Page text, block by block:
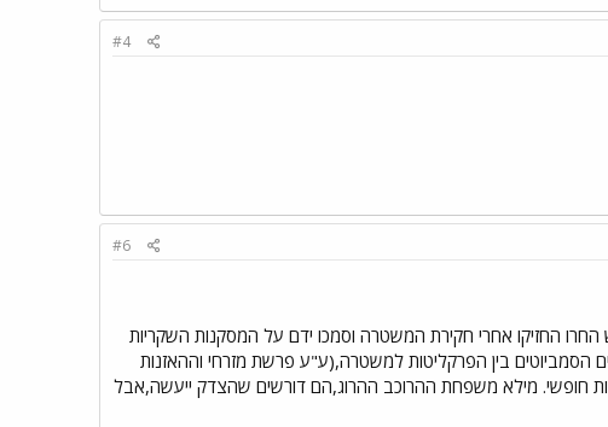
#4
#6
החזיקו אחרי חקירת המשטרה וסמכו ידם על המסקנות השקריות
בין הפרקליטות למשטרה,(ע"ע פרשת מזרחי וההאזנות
חופשי. מילא משפחת ההרוכב ההרוג,הם דורשים שהצדק ייעשה,אבל